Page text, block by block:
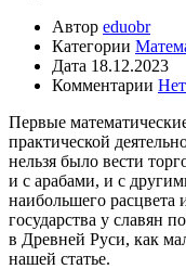
Автор eduobr
Категории
Дата 18.12.2023
Комментарии
Первые
практической
нельзя было вести
и с арабами, и с
наибольшего расцвета
государства у славян
в Древней Руси, как
нашей статье.